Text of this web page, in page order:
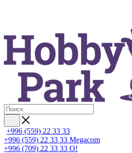
+996 (559) 22 33 33
+996 (559) 22 33 33 Megacom
+996 (709) 22 33 33 O!